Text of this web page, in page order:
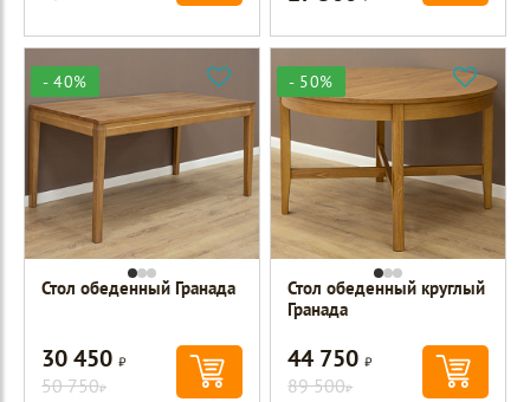
- 40%
Стол обеденный Гранада
30 450Р
50 750Р
- 50%
Стол обеденный круглый
Гранада
44 750Р
89 500Р